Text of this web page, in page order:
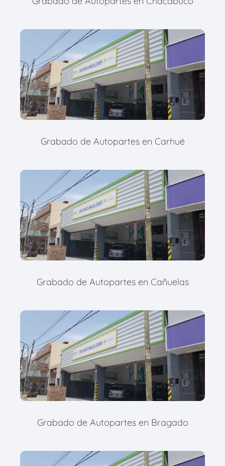
Grabado de Autopartes en Carhué
Grabado de Autopartes en Cañuelas
Grabado de Autopartes en Bragado